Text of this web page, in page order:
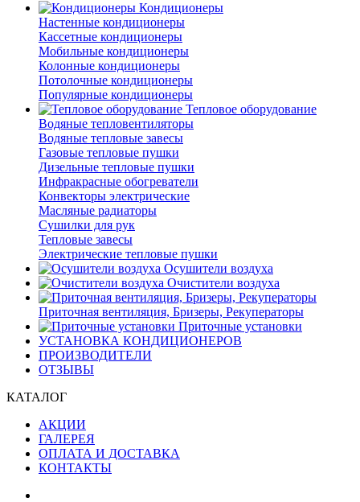
Кондиционеры
Настенные кондиционеры
Кассетные кондиционеры
Мобильные кондиционеры
Колонные кондиционеры
Потолочные кондиционеры
Популярные кондиционеры
Тепловое оборудование
Водяные тепловентиляторы
Водяные тепловые завесы
Газовые тепловые пушки
Дизельные тепловые пушки
Инфракрасные обогреватели
Конвекторы электрические
Масляные радиаторы
Сушилки для рук
Тепловые завесы
Электрические тепловые пушки
Осушители воздуха
Очистители воздуха
Приточная вентиляция, Бризеры, Рекуператоры
Приточные установки
УСТАНОВКА КОНДИЦИОНЕРОВ
ПРОИЗВОДИТЕЛИ
ОТЗЫВЫ
КАТАЛОГ
АКЦИИ
ГАЛЕРЕЯ
ОПЛАТА И ДОСТАВКА
КОНТАКТЫ